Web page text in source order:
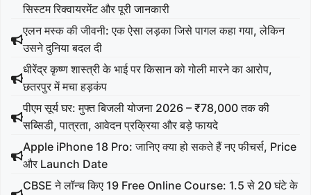
सिस्टम रिक्वायरमेंट और पूरी जानकारी
एलन मस्क की जीवनी: एक ऐसा लड़का जिसे पागल कहा गया, लेकिन
उसने दुनिया बदल दी
धीरेंद्र कृष्ण शास्त्री के भाई पर किसान को गोली मारने का आरोप,
छतरपुर में मचा हड़कंप
पीएम सूर्य घर: मुफ्त बिजली योजना 2026 – ₹78,000 तक की
सब्सिडी, पात्रता, आवेदन प्रक्रिया और बड़े फायदे
Apple iPhone 18 Pro: जानिए क्या हो सकते हैं नए फीचर्स, Price
और Launch Date
CBSE ने लॉन्च किए 19 Free Online Course: 1.5 से 20 घंटे के